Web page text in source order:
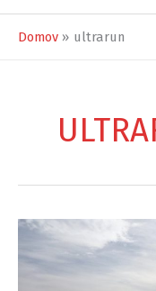
Domov ultrarun